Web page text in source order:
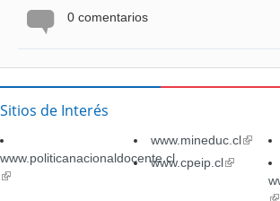
0 comentarios
Sitios de Interés
www.politicanacionaldocente.cl
(link
www.mineduc.cl(link
www.cpeip.cl(link